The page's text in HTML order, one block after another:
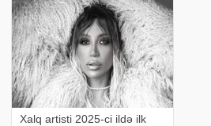
Xalq artisti 2025-ci ildə ilk